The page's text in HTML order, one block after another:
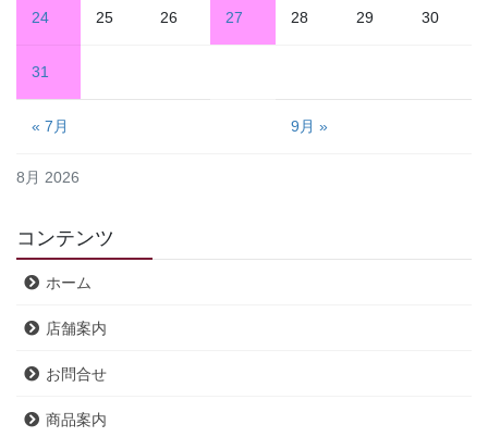
8月 2026
24 25 26 27 28 29 30
31
« 7月 9月 »
コンテンツ
ホーム
店舗案内
お問合せ
商品案内